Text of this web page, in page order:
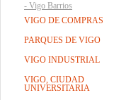
- Vigo Barrios
VIGO DE COMPRAS
PARQUES DE VIGO
VIGO INDUSTRIAL
VIGO, CIUDAD
UNIVERSITARIA